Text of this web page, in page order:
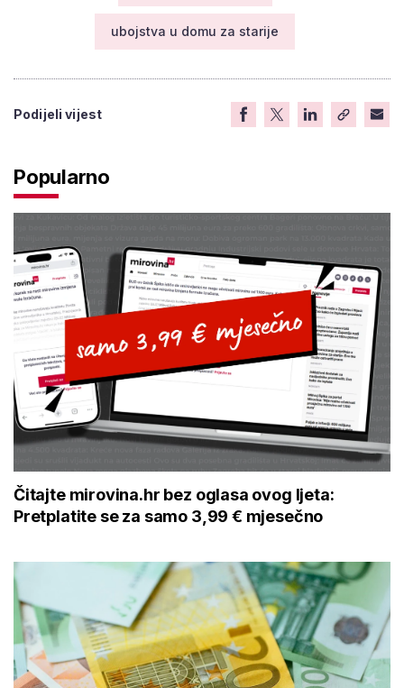
ubojstva u domu za starije
Podijeli vijest
Popularno
Čitajte mirovina.hr bez oglasa ovog ljeta:
Pretplatite se za samo 3,99 € mjesečno